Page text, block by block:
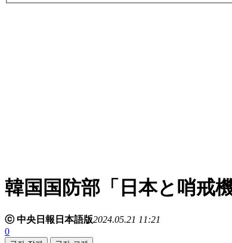
韓国国防部「日本と哨戒
ⓒ 中央日報日本語版2024.05.21 11:21
0